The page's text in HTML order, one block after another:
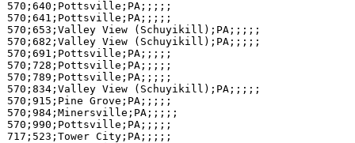
570;640;Pottsville;PA;;;;;
570;641;Pottsville;PA;;;;;
570;653;Valley View (Schuyikill);PA;;;;;
570;682;Valley View (Schuyikill);PA;;;;;
570;691;Pottsville;PA;;;;;
570;728;Pottsville;PA;;;;;
570;789;Pottsville;PA;;;;;
570;834;Valley View (Schuyikill);PA;;;;;
570;915;Pine Grove;PA;;;;;
570;984;Minersville;PA;;;;;
570;990;Pottsville;PA;;;;;
717;523;Tower City;PA;;;;;